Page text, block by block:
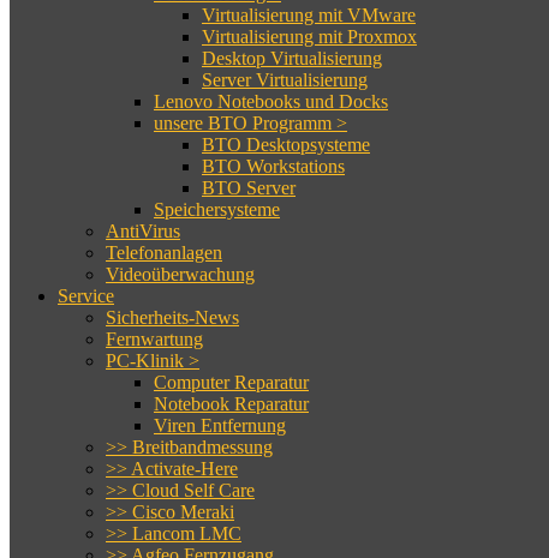
Virtualisierung mit VMware
Virtualisierung mit Proxmox
Desktop Virtualisierung
Server Virtualisierung
Lenovo Notebooks und Docks
unsere BTO Programm >
BTO Desktopsysteme
BTO Workstations
BTO Server
Speichersysteme
AntiVirus
Telefonanlagen
Videoüberwachung
Service
Sicherheits-News
Fernwartung
PC-Klinik >
Computer Reparatur
Notebook Reparatur
Viren Entfernung
>> Breitbandmessung
>> Activate-Here
>> Cloud Self Care
>> Cisco Meraki
>> Lancom LMC